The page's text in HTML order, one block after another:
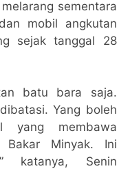
sementara
mobil angkutan
sejak tanggal 28
batu bara saja.
Yang boleh
yang membawa
Bakar Minyak. Ini
katanya, Senin